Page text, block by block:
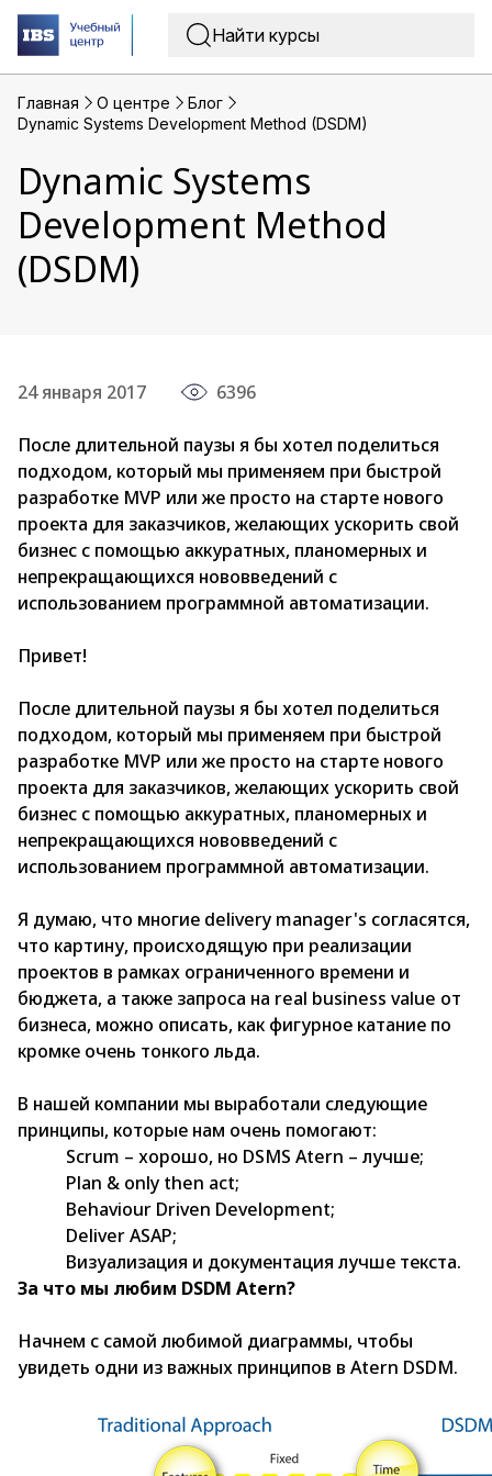
Главная O центре
Блог
Dynamic Systems Development Method (DSDM)
Dynamic Systems
Development Method
(DSDM)
24 января 2017 6396
После длительной паузы я бы хотел поделиться
подходом, который мы применяем при быстрой
разработке MVP или же просто на старте нового
проекта для заказчиков, желающих ускорить свой
бизнес с помощью аккуратных, планомерных и
непрекращающихся нововведений с
использованием программной автоматизации.
Привет!
После длительной паузы я бы хотел поделиться
подходом, который мы применяем при быстрой
разработке MVP или же просто на старте нового
проекта для заказчиков, желающих ускорить свой
бизнес с помощью аккуратных, планомерных и
непрекращающихся нововведений с
использованием программной автоматизации.
Я думаю, что многие delivery manager's согласятся,
что картину, происходящую при реализации
проектов в рамках ограниченного времени и
бюджета, а также запроса на real business value от
бизнеса, можно описать, как фигурное катание по
кромке очень тонкого льда.
В нашей компании мы выработали следующие
принципы, которые нам очень помогают:
Scrum – хорошо, но DSMS Atern – лучше;
Plan & only then act;
Behaviour Driven Development;
Deliver ASAP;
Визуализация и документация лучше текста.
За что мы любим DSDM Atern?
Начнем с самой любимой диаграммы, чтобы
увидеть одни из важных принципов в Atern DSDM.